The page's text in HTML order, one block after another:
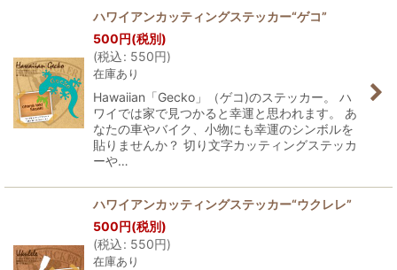
ハワイアンカッティングステッカー“ゲコ”
500円(税別)
(税込: 550円)
在庫あり
Hawaiian「Gecko」（ゲコ)のステッカー。 ハ
ワイでは家で見つかると幸運と思われます。 あ
なたの車やバイク、小物にも幸運のシンボルを
貼りませんか？ 切り文字カッティングステッカ
ーや…
ハワイアンカッティングステッカー“ウクレレ”
500円(税別)
(税込: 550円)
在庫あり